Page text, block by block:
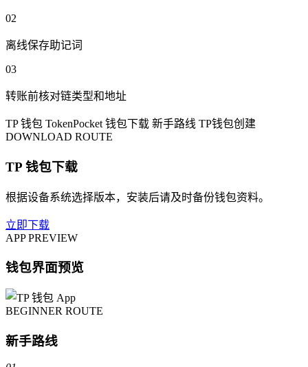
02
离线保存助记词
03
转账前核对链类型和地址
TP 钱包 TokenPocket 钱包下载 新手路线 TP钱包创建
DOWNLOAD ROUTE
TP 钱包下载
根据设备系统选择版本，安装后请及时备份钱包资料。
立即下载
APP PREVIEW
钱包界面预览
BEGINNER ROUTE
新手路线